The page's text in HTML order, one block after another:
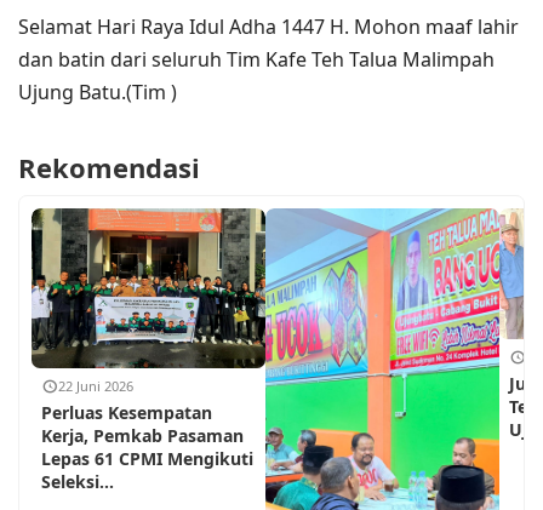
Selamat Hari Raya Idul Adha 1447 H. Mohon maaf lahir
dan batin dari seluruh Tim Kafe Teh Talua Malimpah
Ujung Batu.(Tim )
Rekomendasi
22 Juni 2026
Perluas Kesempatan
Kerja, Pemkab Pasaman
Lepas 61 CPMI Mengikuti
Seleksi...